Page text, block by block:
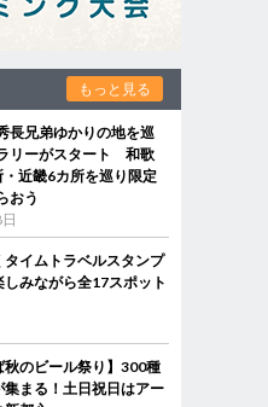
もっと見る
長兄弟ゆかりの地を巡
リーがスタート 和歌
近畿6カ所を巡り限定
おう
イムトラベルスタンプ
みながら全17スポット
秋のビール祭り】300種
まる！土日祝日はアー